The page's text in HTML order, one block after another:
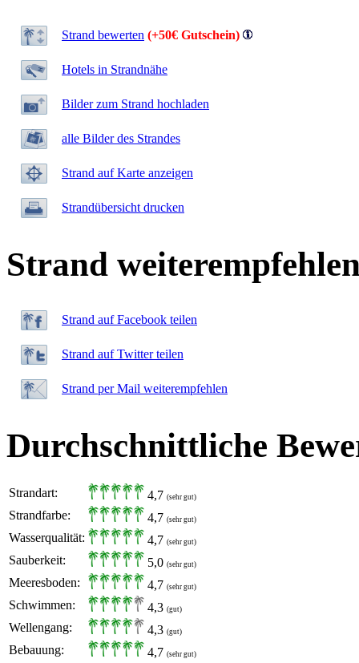
Strand bewerten (+50€ Gutschein)
Hotels in Strandnähe
Bilder zum Strand hochladen
alle Bilder des Strandes
Strand auf Karte anzeigen
Strandübersicht drucken
Strand
Strand auf Facebook teilen
Strand auf Twitter teilen
Strand per Mail weiterempfehlen
Durchschnittliche
Strandart: 4,7 (sehr gut)
Strandfarbe: 4,7 (sehr gut)
Wasserqualität: 4,7 (sehr gut)
Sauberkeit: 5,0 (sehr gut)
Meeresboden: 4,7 (sehr gut)
Schwimmen: 4,3 (gut)
Wellengang: 4,3 (gut)
Bebauung: 4,7 (sehr gut)